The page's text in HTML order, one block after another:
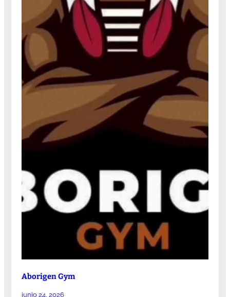
Aborigen Gym
junio 24, 2026